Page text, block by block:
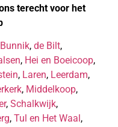
terecht voor het
Bunnik, de Bilt,
, Hei en Boeicoop,
, Laren, Leerdam,
, Middelkoop,
, Schalkwijk,
, Tul en Het Waal,